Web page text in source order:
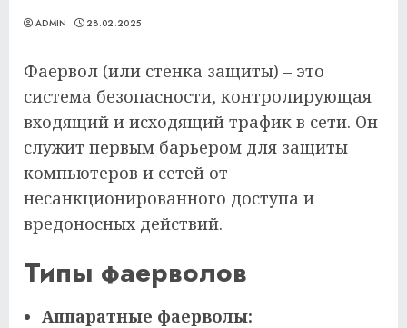
ADMIN 28.02.2025
Фаервол (или стенка защиты) – это
система безопасности, контролирующая
входящий и исходящий трафик в сети. Он
служит первым барьером для защиты
компьютеров и сетей от
несанкционированного доступа и
вредоносных действий.
Типы фаерволов
Аппаратные фаерволы: